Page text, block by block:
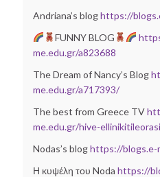
Andriana’s bloghttps://
FUNNY BLOG
me.edu.gr/a823688
The Dream of Nancy’s Blog
me.edu.gr/a717393/
The best from Greece TV
me.edu.gr/hive-
Nodas’s bloghttps://blogs.e-
Η κυψέλη του Noda https://